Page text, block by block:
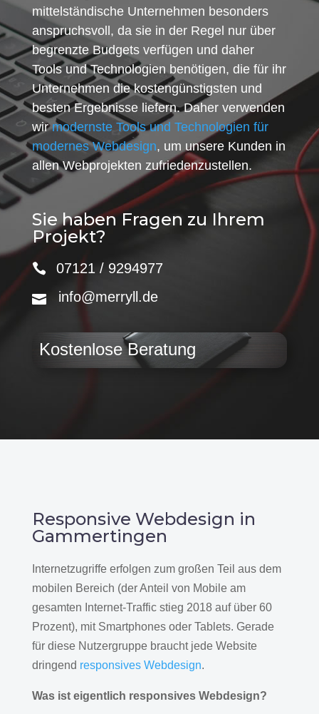
mittelständische Unternehmen besonders
anspruchsvoll, da sie in der Regel nur über
begrenzte Budgets verfügen und daher
Tools und Technologien benötigen, die für ihr
Unternehmen die kostengünstigsten und
besten Ergebnisse liefern. Daher verwenden
wirmodernste Tools und Technologien für
modernes Webdesign, um unsere Kunden in
allen Webprojekten zufriedenzustellen.
Sie haben Fragen zu Ihrem
Projekt?
07121 / 9294977
info@merryll.de
Kostenlose Beratung
Responsive Webdesign in
Gammertingen
Internetzugriffe erfolgen zum großen Teil aus dem
mobilen Bereich (der Anteil von Mobile am
gesamten Internet-Traffic stieg 2018 auf über 60
Prozent), mit Smartphones oder Tablets. Gerade
für diese Nutzergruppe braucht jede Website
dringend responsives Webdesign.
Was ist eigentlich responsives Webdesign?